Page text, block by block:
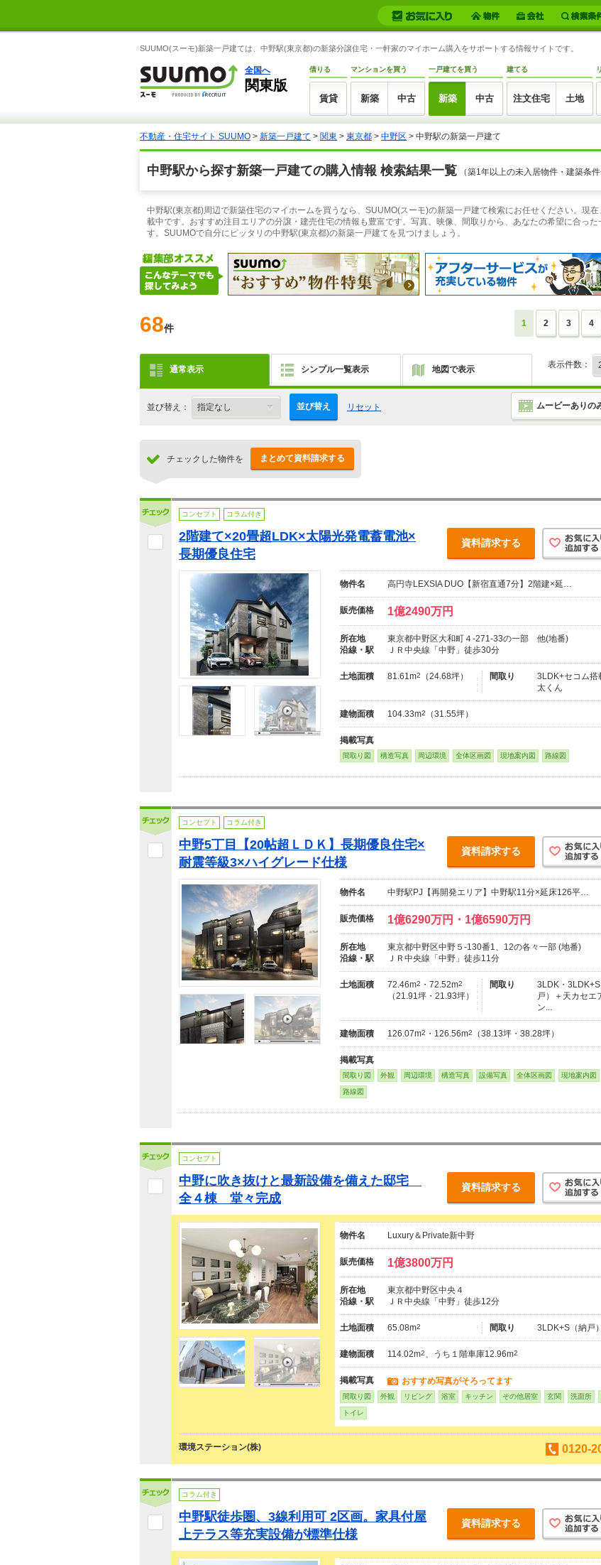
SUUMO(スーモ)新築一戸建ては、中野駅(東京都)の新築分譲住宅・一軒家のマイホーム購入をサポートする情報サイトです。
全国へ
関東版
借りる
賃貸
マンションを買う
新築 中古
一戸建てを買う
新築 中古
建てる
注文住宅 土地
不動産・住宅サイト SUUMO > 新築一戸建て > 関東 > 東京都 > 中野区 > 中野駅の新築一戸建て
中野駅から探す新築一戸建ての購入情報 検索結果一覧 （築1年以上の未入居物件・建築条
中野駅(東京都)周辺で新築住宅のマイホームを買うなら、SUUMO(スーモ)の新築一戸建て検索にお任せください。現
載中です。おすすめ注目エリアの分譲・建売住宅の情報も豊富です。写真、映像、間取りから、あなたの希望に合っ
す。SUUMOで自分にピッタリの中野駅(東京都)の新築一戸建てを見つけましょう。
68件 1 2 3 4
通常表示 シンプル一覧表示 地図で表示 表示件数：
並び替え： 並び替え リセット ムービーありの
チェックした物件を まとめて資料請求する
コンセプト コラム付き
2階建て×20畳超LDK×太陽光発電蓄電池×
長期優良住宅
資料請求する
物件名 高円寺LEXSIA DUO【新宿直通7分】2階建×延…
販売価格 1億2490万円
所在地
東京都中野区大和町４-271-33の一部 他(地番)
沿線・駅
ＪＲ中央線「中野」徒歩30分
土地面積 81.61m2 （24.68坪） 間取り
3LDK+セコム搭
太くん
建物面積 104.33m2 （31.55坪）
掲載写真
間取り図 構造写真 周辺環境 全体区画図 現地案内図 路線図
コンセプト コラム付き
中野5丁目【20帖超ＬＤＫ】長期優良住宅×
耐震等級3×ハイグレード仕様
資料請求する
物件名 中野駅PJ【再開発エリア】中野駅11分×延床126平…
販売価格 1億6290万円・1億6590万円
所在地
東京都中野区中野５-130番1、12の各々一部 (地番)
沿線・駅
ＪＲ中央線「中野」徒歩11分
土地面積 72.46m2 ・72.52m2
（21.91坪・21.93坪）
間取り
3LDK・
戸）＋天カセエ
ン...
建物面積 126.07m2 ・126.56m2 （38.13坪・38.28坪）
掲載写真
間取り図 外観 周辺環境 構造写真 設備写真 全体区画図 現地案内図
路線図
コンセプト
中野に吹き抜けと最新設備を備えた邸宅
全４棟 堂々完成
資料請求する
物件名 Luxury＆Private新中野
販売価格 1億3800万円
所在地
東京都中野区中央４
沿線・駅
ＪＲ中央線「中野」徒歩12分
土地面積 65.08m2 間取り 3LDK+S（納戸）
建物面積 114.02m2、うち１階車庫12.96m2
掲載写真 おすすめ写真がそろってます
間取り図 外観 リビング 浴室 キッチン その他居室 玄関 洗面所
トイレ
環境ステーション(株) 0120-
コラム付き
中野駅徒歩圏、3線利用可 2区画。家具付屋
上テラス等充実設備が標準仕様
資料請求する